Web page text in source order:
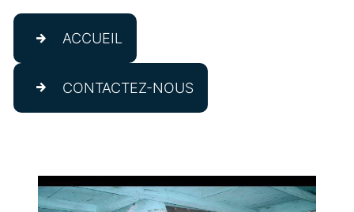
ACCUEIL
CONTACTEZ-NOUS